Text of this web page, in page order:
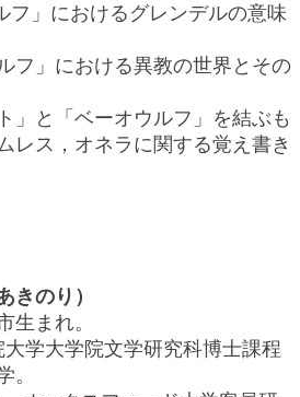
」におけるグレンデルの意味
フ」における異教の世界とその
と「ベーオウルフ」を結ぶも
レス，オネラに関する覚え書き
きのり）
まれ。
学大学院文学研究科博士課程
。